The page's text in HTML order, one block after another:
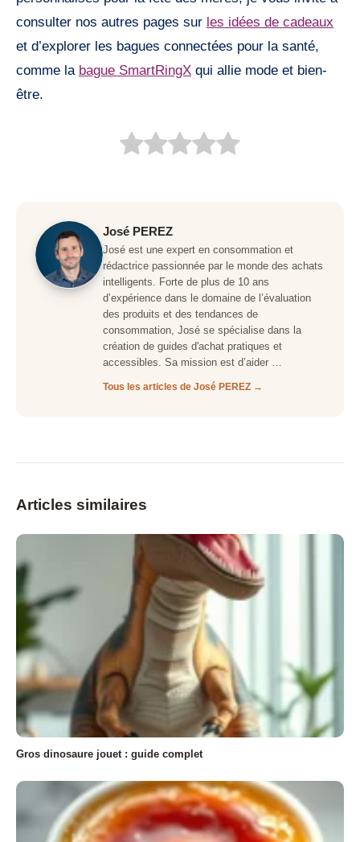
consulter nos autres pages sur les idées de cadeaux
et d’explorer les bagues connectées pour la santé,
comme la bague SmartRingX qui allie mode et bien-
être.
José PEREZ
José est une expert en consommation et
rédactrice passionnée par le monde des achats
intelligents. Forte de plus de 10 ans
d’expérience dans le domaine de l’évaluation
des produits et des tendances de
consommation, José se spécialise dans la
création de guides d'achat pratiques et
accessibles. Sa mission est d’aider …
Tous les articles de José PEREZ →
Articles similaires
Gros dinosaure jouet : guide complet